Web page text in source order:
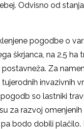
Odvisno od
pogodbe o
škrjanca, na 2,5
Za
invazivnih
so lastniki
za razvoj
bodo dobili